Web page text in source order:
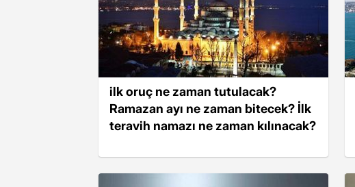
ilk oruç ne zaman tutulacak?
Ramazan ayı ne zaman bitecek? İlk
teravih namazı ne zaman kılınacak?